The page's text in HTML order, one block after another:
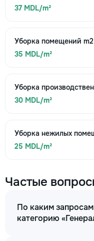
37 MDL/m²
Уборка помещений m2
35 MDL/m²
Уборка
30 MDL/m²
Уборка нежилых
25 MDL/m²
Частые
По каким
категорию